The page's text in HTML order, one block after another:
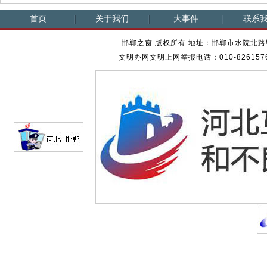
首页 关于我们 大事件 联系
邯郸之窗 版权所有 地址：邯郸市水院北
文明办网文明上网举报电话：010-